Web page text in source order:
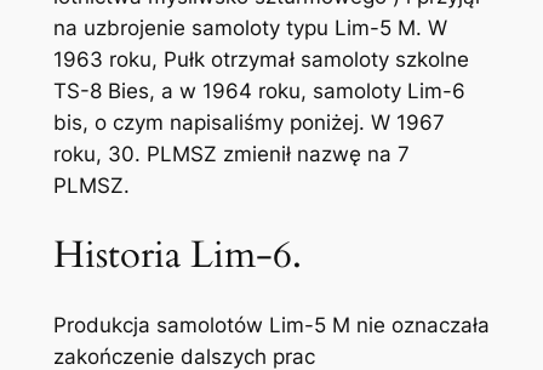
na uzbrojenie samoloty typu Lim-5 M. W
1963 roku, Pułk otrzymał samoloty szkolne
TS-8 Bies, a w 1964 roku, samoloty Lim-6
bis, o czym napisaliśmy poniżej. W 1967
roku, 30. PLMSZ zmienił nazwę na 7
PLMSZ.
Historia Lim-6.
Produkcja samolotów Lim-5 M nie oznaczała
zakończenie dalszych prac